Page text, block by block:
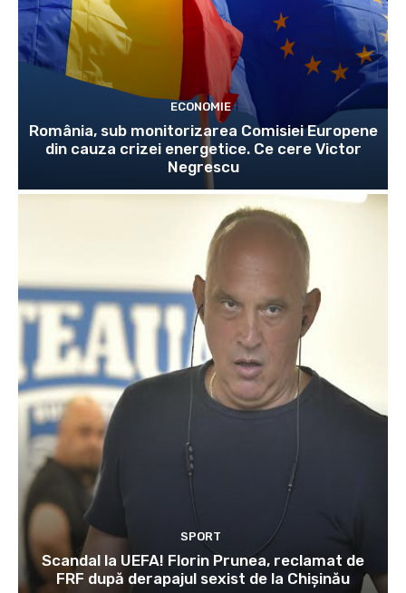
ECONOMIE
România, sub monitorizarea Comisiei Europene
din cauza crizei energetice. Ce cere Victor
Negrescu
SPORT
Scandal la UEFA! Florin Prunea, reclamat de
FRF după derapajul sexist de la Chișinău